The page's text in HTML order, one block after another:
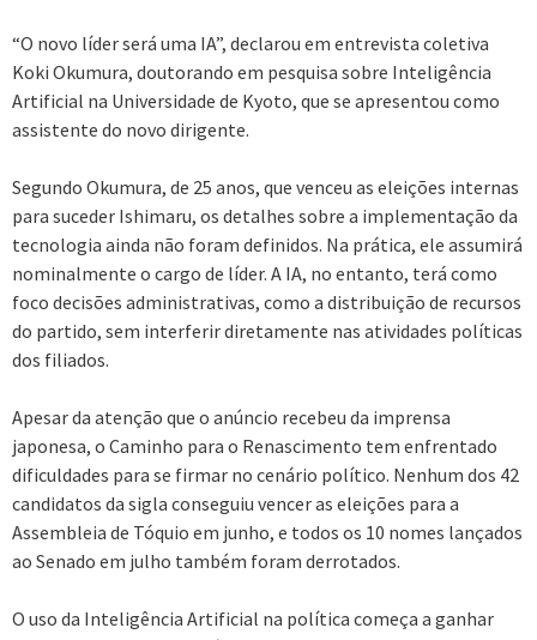
“O novo líder será uma IA”, declarou em entrevista coletiva
Koki Okumura, doutorando em pesquisa sobre Inteligência
Artificial na Universidade de Kyoto, que se apresentou como
assistente do novo dirigente.
Segundo Okumura, de 25 anos, que venceu as eleições internas
para suceder Ishimaru, os detalhes sobre a implementação da
tecnologia ainda não foram definidos. Na prática, ele assumirá
nominalmente o cargo de líder. A IA, no entanto, terá como
foco decisões administrativas, como a distribuição de recursos
do partido, sem interferir diretamente nas atividades políticas
dos filiados.
Apesar da atenção que o anúncio recebeu da imprensa
japonesa, o Caminho para o Renascimento tem enfrentado
dificuldades para se firmar no cenário político. Nenhum dos 42
candidatos da sigla conseguiu vencer as eleições para a
Assembleia de Tóquio em junho, e todos os 10 nomes lançados
ao Senado em julho também foram derrotados.
O uso da Inteligência Artificial na política começa a ganhar